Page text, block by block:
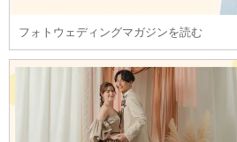
フォトウェディングマガジンを読む